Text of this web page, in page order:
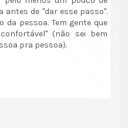
de "dar esse passo".
da pessoa. Tem gente que
(não sei bem
pra pessoa).